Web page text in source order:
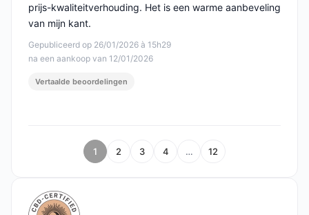
Gepubliceerd op 26/01/2026 à 15h29
na een aankoop van 12/01/2026
prijs-kwaliteitverhouding. Het is een warme aanbeveling
van mijn kant.
Vertaalde beoordelingen
1 2 3 4 … 12